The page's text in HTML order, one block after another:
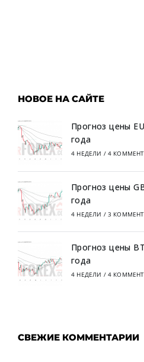
НОВОЕ НА САЙТЕ
Прогноз цены
года
4 НЕДЕЛИ / 4
Прогноз цены
года
4 НЕДЕЛИ / 3
Прогноз цены
года
4 НЕДЕЛИ / 4
СВЕЖИЕ КОММЕНТАРИИ